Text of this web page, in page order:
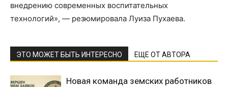
внедрению современных воспитательных
технологий», — резюмировала Луиза Пухаева.
ЭТО МОЖЕТ БЫТЬ ИНТЕРЕСНО ЕЩЕ ОТ АВТОРА
Новая команда земских работников